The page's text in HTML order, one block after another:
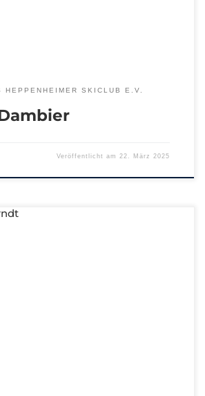
HEPPENHEIMER SKICLUB E.V.
Veröffentlicht am 22. März 2025